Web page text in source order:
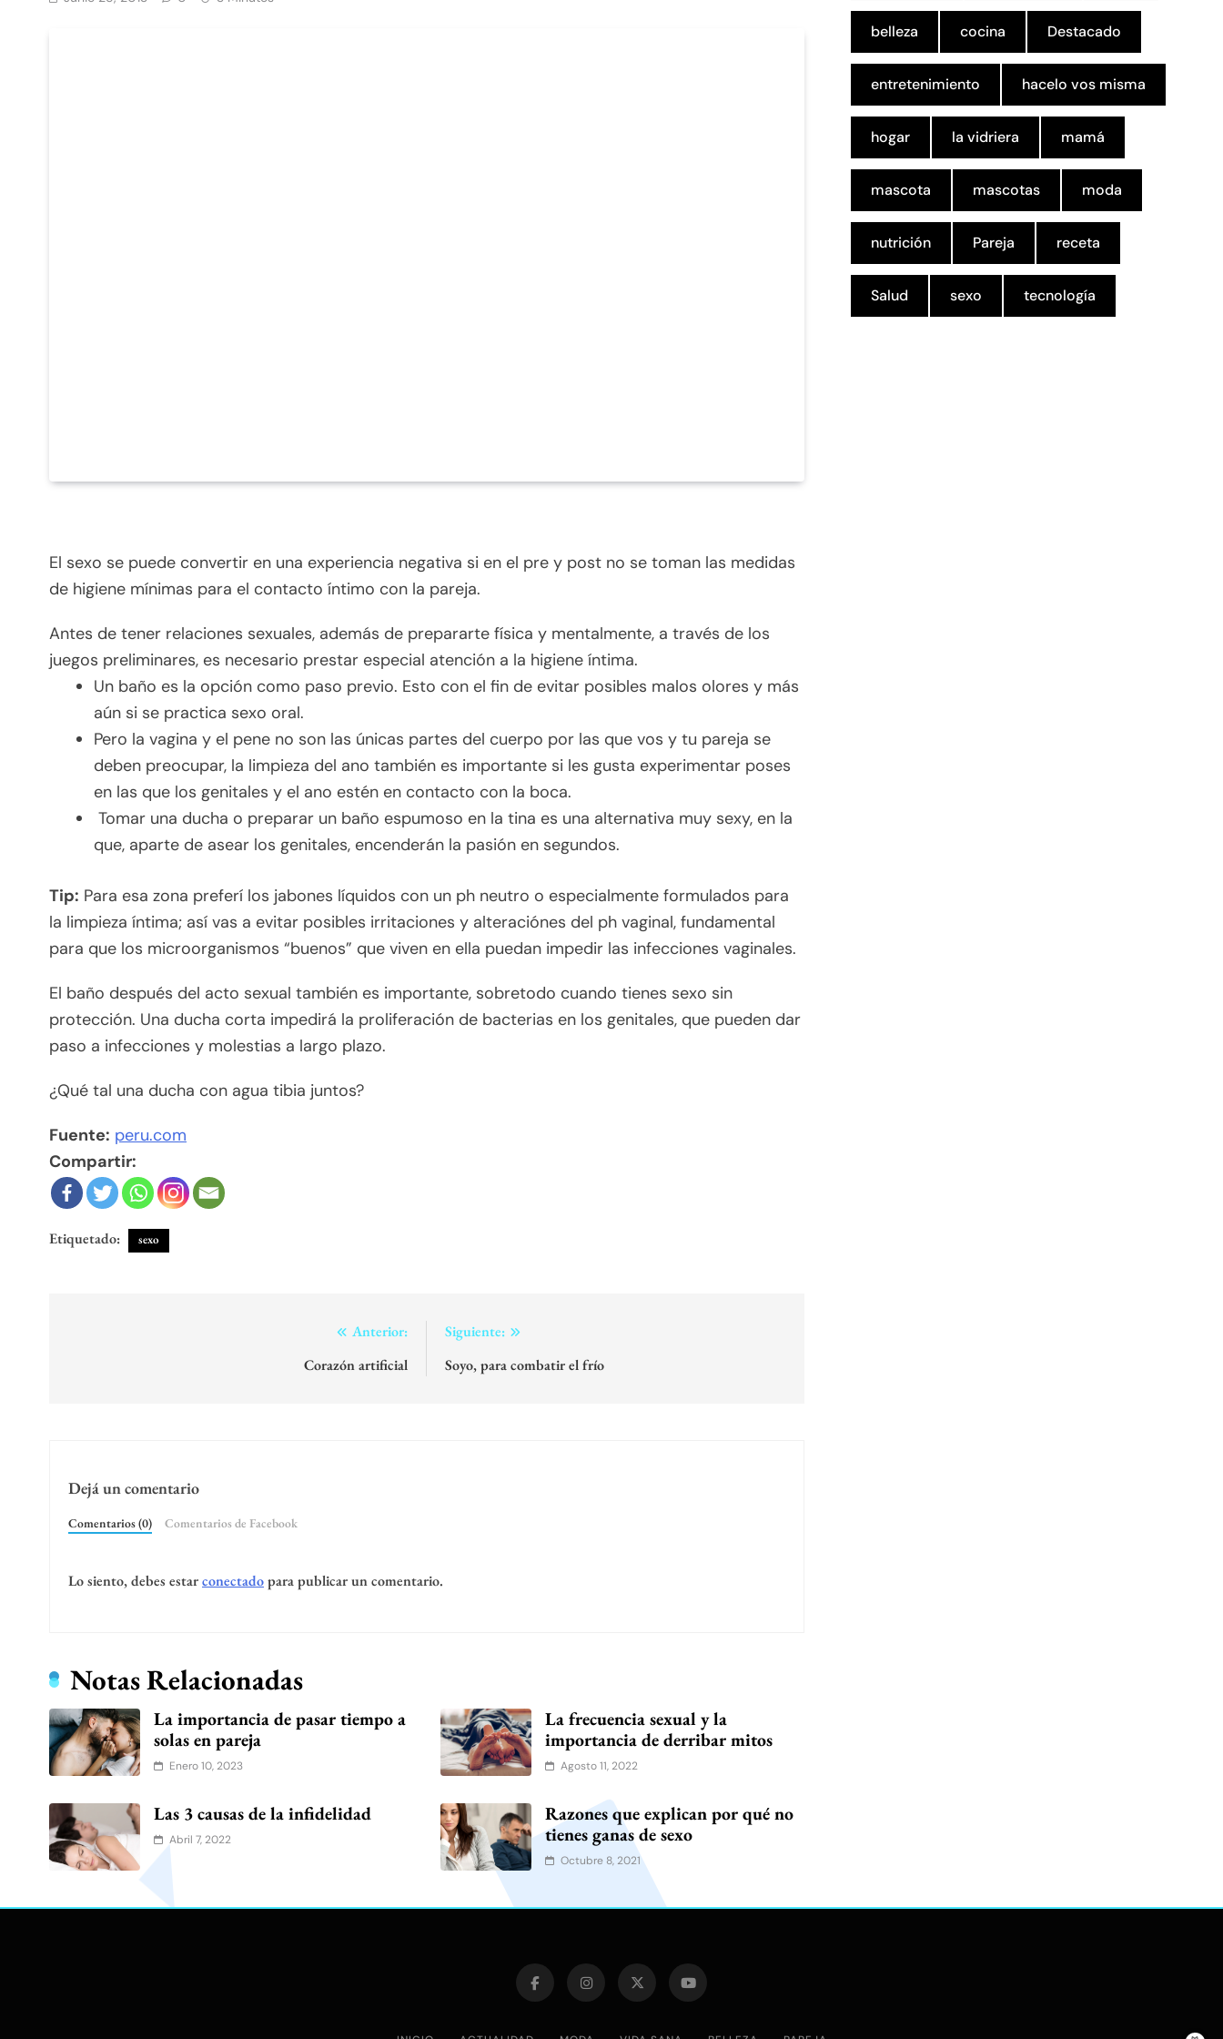
El sexo se puede convertir en una experiencia negativa si en el pre y post no se toman las medidas
de higiene mínimas para el contacto íntimo con la pareja.
Antes de tener relaciones sexuales, además de prepararte física y mentalmente, a través de los
juegos preliminares, es necesario prestar especial atención a la higiene íntima.
Un baño es la opción como paso previo. Esto con el fin de evitar posibles malos olores y más
aún si se practica sexo oral.
Pero la vagina y el pene no son las únicas partes del cuerpo por las que vos y tu pareja se
deben preocupar, la limpieza del ano también es importante si les gusta experimentar poses
en las que los genitales y el ano estén en contacto con la boca.
Tomar una ducha o preparar un baño espumoso en la tina es una alternativa muy sexy, en la
que, aparte de asear los genitales, encenderán la pasión en segundos.
Tip: Para esa zona preferí los jabones líquidos con un ph neutro o especialmente formulados para
la limpieza íntima; así vas a evitar posibles irritaciones y alteraciónes del ph vaginal, fundamental
para que los microorganismos “buenos” que viven en ella puedan impedir las infecciones vaginales.
El baño después del acto sexual también es importante, sobretodo cuando tienes sexo sin
protección. Una ducha corta impedirá la proliferación de bacterias en los genitales, que pueden dar
paso a infecciones y molestias a largo plazo.
¿Qué tal una ducha con agua tibia juntos?
Fuente: peru.com
Compartir:
Etiquetado: sexo
Anterior:
Corazón artificial
Siguiente:
Soyo, para combatir el frío
Dejá un comentario
Comentarios (0) Comentarios de Facebook
Lo siento, debes estarconectadopara publicar un comentario.
Notas Relacionadas
La importancia de pasar tiempo a
solas en pareja
Enero 10, 2023
La frecuencia sexual y la
importancia de derribar mitos
Agosto 11, 2022
Las 3 causas de la infidelidad
Abril 7, 2022
Razones que explican por qué no
tienes ganas de sexo
Octubre 8, 2021
belleza cocina Destacado
entretenimiento hacelo vos misma
hogar la vidriera mamá
mascota mascotas moda
nutrición Pareja receta
Salud sexo tecnología